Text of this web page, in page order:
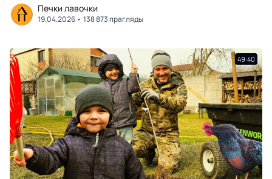
Печки лавочки
19.04.2026 138 873 прагляды
49:40